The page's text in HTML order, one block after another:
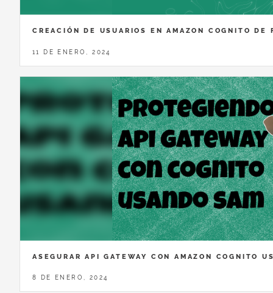
CREACIÓN DE USUARIOS EN AMAZON COGNITO DE
11 DE ENERO, 2024
ASEGURAR API GATEWAY CON AMAZON COGNITO
8 DE ENERO, 2024